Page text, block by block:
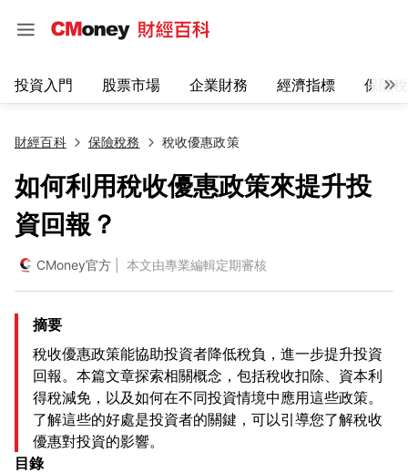
投資入門 股票市場 企業財務 經濟指標 保險
財經百科 保險稅務 稅收優惠政策
如何利用稅收優惠政策來提升投
資回報？
CMoney官方 | 本文由專業編輯定期審核
摘要
稅收優惠政策能協助投資者降低稅負，進一步提升投資
回報。本篇文章探索相關概念，包括稅收扣除、資本利
得稅減免，以及如何在不同投資情境中應用這些政策。
了解這些的好處是投資者的關鍵，可以引導您了解稅收
優惠對投資的影響。
目錄